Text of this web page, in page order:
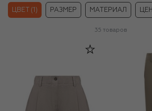
ЦВЕТ (1) РАЗМЕР МАТЕРИАЛ
35 товаров